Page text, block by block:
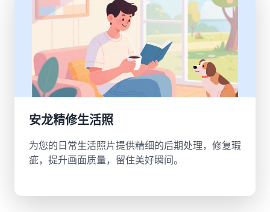
安龙精修生活照
为您的日常生活照片提供精细的后期处理，修复瑕
疵，提升画面质量，留住美好瞬间。